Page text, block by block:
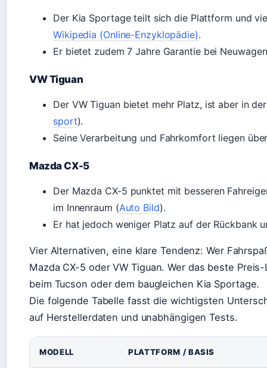
Der Kia Sportage teilt sich die Plattform und
Wikipedia (Online-Enzyklopädie).
Er bietet zudem 7 Jahre Garantie bei
VW Tiguan
Der VW Tiguan bietet mehr Platz, ist aber in
sport).
Seine Verarbeitung und Fahrkomfort liegen
Mazda CX-5
Der Mazda CX-5 punktet mit besseren
im Innenraum (Auto Bild).
Er hat jedoch weniger Platz auf der Rückbank
Vier Alternativen, eine klare Tendenz: Wer
Mazda CX-5 oder VW Tiguan. Wer das beste
beim Tucson oder dem baugleichen Kia Sportage.
Die folgende Tabelle fasst die wichtigsten
auf Herstellerdaten und unabhängigen Tests.
MODELL PLATTFORM / BASIS